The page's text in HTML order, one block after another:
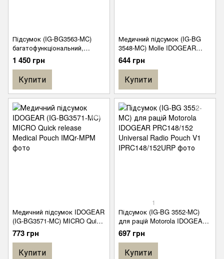
Підсумок (IG-BG3563-MC)
багатофункціональний,
універсальний Molle
IDOGEAR Dual-funtional
Tactical Pouch
1 450 грн
Купити
Медичний підсумок (IG-BG
3548-MC) Molle IDOGEAR
LBT9022 Style Medical Pouch
644 грн
Купити
Медичний підсумок IDOGEAR
(IG-BG3571-MC) MICRO Quick
release Medical Pouch
773 грн
Купити
1
Підсумок (IG-BG 3552-MC)
для рацій Motorola IDOGEAR
PRC148/152 Universal Radio
Pouch V1
697 грн
Купити